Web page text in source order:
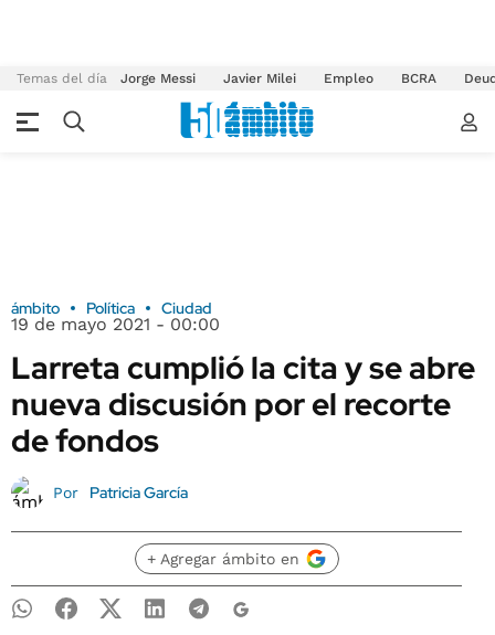
Temas del día Jorge Messi Javier Milei Empleo BCRA
ámbito Política Ciudad
19 de mayo 2021 - 00:00
Larreta cumplió la cita y se abre
nueva discusión por el recorte
de fondos
Por Patricia García
+ Agregar ámbito en